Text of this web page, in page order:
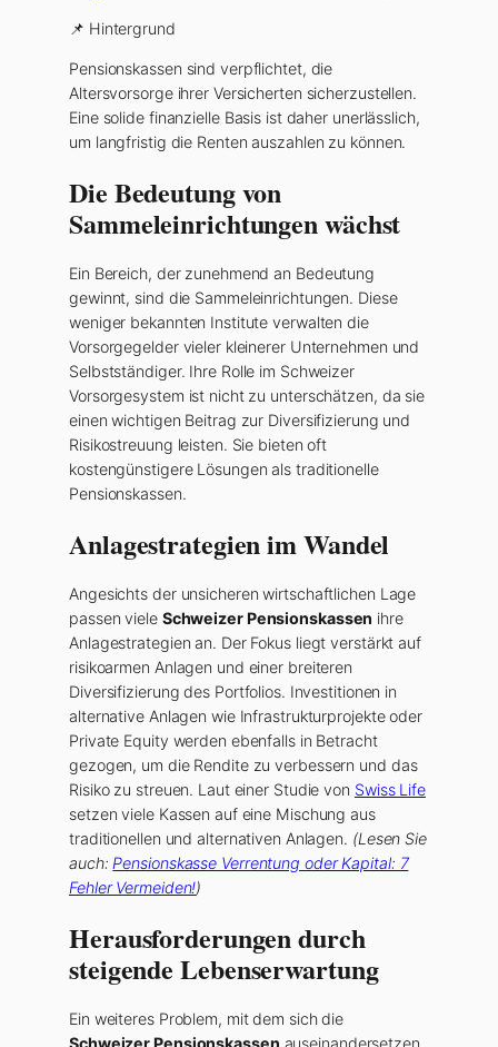
📌 Hintergrund
Pensionskassen sind verpflichtet, die
Altersvorsorge ihrer Versicherten sicherzustellen.
Eine solide finanzielle Basis ist daher unerlässlich,
um langfristig die Renten auszahlen zu können.
Die Bedeutung von
Sammeleinrichtungen wächst
Ein Bereich, der zunehmend an Bedeutung
gewinnt, sind die Sammeleinrichtungen. Diese
weniger bekannten Institute verwalten die
Vorsorgegelder vieler kleinerer Unternehmen und
Selbstständiger. Ihre Rolle im Schweizer
Vorsorgesystem ist nicht zu unterschätzen, da sie
einen wichtigen Beitrag zur Diversifizierung und
Risikostreuung leisten. Sie bieten oft
kostengünstigere Lösungen als traditionelle
Pensionskassen.
Anlagestrategien im Wandel
Angesichts der unsicheren wirtschaftlichen Lage
passen viele Schweizer Pensionskassen ihre
Anlagestrategien an. Der Fokus liegt verstärkt auf
risikoarmen Anlagen und einer breiteren
Diversifizierung des Portfolios. Investitionen in
alternative Anlagen wie Infrastrukturprojekte oder
Private Equity werden ebenfalls in Betracht
gezogen, um die Rendite zu verbessern und das
Risiko zu streuen. Laut einer Studie von Swiss Life
setzen viele Kassen auf eine Mischung aus
traditionellen und alternativen Anlagen. (Lesen Sie
auch: Pensionskasse Verrentung oder Kapital: 7
Fehler Vermeiden!)
Herausforderungen durch
steigende Lebenserwartung
Ein weiteres Problem, mit dem sich die
Schweizer Pensionskassen auseinandersetzen